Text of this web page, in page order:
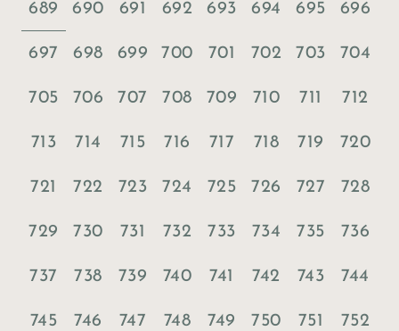
689 690 691 692 693 694 695 696
697 698 699 700 701 702 703 704
705 706 707 708 709 710 711 712
713 714 715 716 717 718 719 720
721 722 723 724 725 726 727 728
729 730 731 732 733 734 735 736
737 738 739 740 741 742 743 744
745 746 747 748 749 750 751 752